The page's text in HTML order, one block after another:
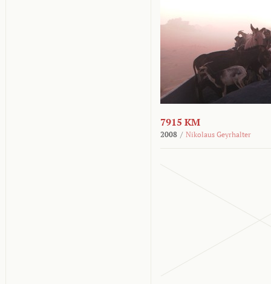
7915 KM
2008 / Nikolaus Geyrhalter